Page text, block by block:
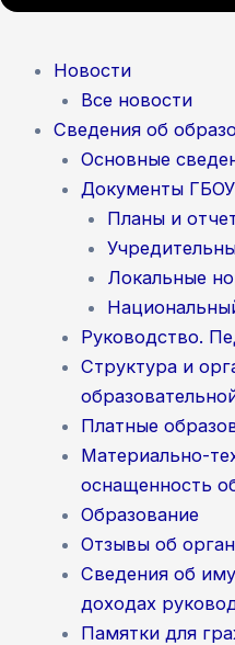
Новости
Все новости
Сведения об
Основные
Документы
Планы и
Локальные
Руководство.
Структура и
Платные
Материально-
оснащенность
Образование
Отзывы об
Сведения об
доходах
Памятки для